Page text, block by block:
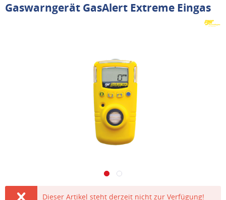
Gaswarngerät GasAlert Extreme Eingas
Dieser Artikel steht derzeit nicht zur Verfügung!